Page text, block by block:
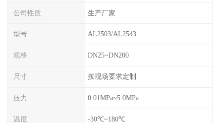
公司性质 生产厂家
型号 AL2503/AL2543
规格 DN25~DN200
尺寸 按现场要求定制
压力 0.01MPa~5.0MPa
温度 -30℃~180℃